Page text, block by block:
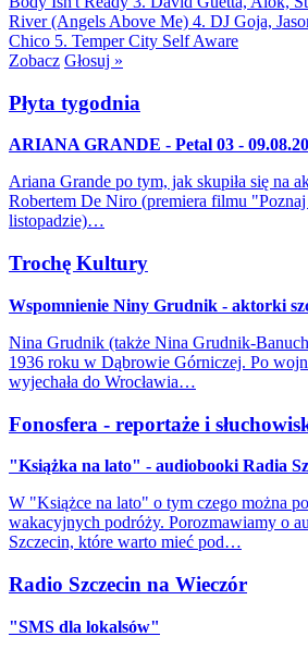
River (Angels Above Me) 4. DJ Goja,
Chico 5. Temper City Self Aware
Zobacz Głosuj »
Płyta tygodnia
ARIANA GRANDE - Petal 03 -
Ariana Grande po tym, jak skupiła się na
Robertem De Niro (premiera filmu
listopadzie)…
Trochę Kultury
Wspomnienie Niny Grudnik - aktorki
Nina Grudnik (także Nina Grudnik-
1936 roku w Dąbrowie Górniczej. Po
wyjechała do Wrocławia…
Fonosfera - reportaże i
"Książka na lato" - audiobooki Radia
W "Książce na lato" o tym czego można
wakacyjnych podróży. Porozmawiamy o
Szczecin, które warto mieć pod…
Radio Szczecin na Wieczór
"SMS dla lokalsów"